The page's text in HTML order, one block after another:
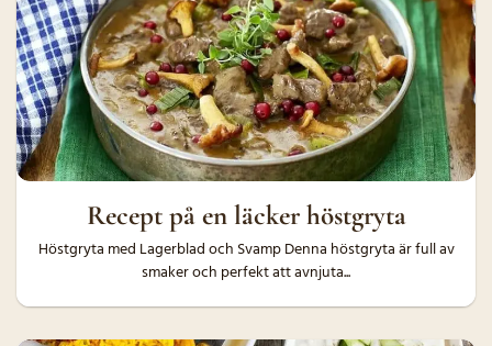
Recept på en läcker höstgryta
Höstgryta med Lagerblad och Svamp Denna höstgryta är full av
smaker och perfekt att avnjuta...